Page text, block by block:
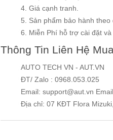
4. Giá cạnh tranh.
5. Sản phẩm bảo hành theo
6. Miễn Phí hỗ trợ cài đặt và
Thông Tin Liên Hệ
AUTO TECH VN - AUT.VN
ĐT/ Zalo : 0968.053.025
Email: support@aut.vn
Địa chỉ: 07 KĐT Flora